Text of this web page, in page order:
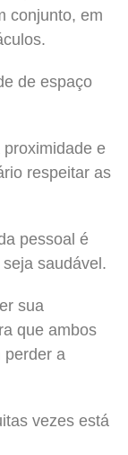
conjunto, em
de espaço
e
respeitar as
pessoal é
saudável.
sua
que ambos
perder a
vezes está